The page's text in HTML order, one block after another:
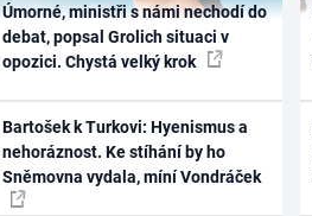
Úmorné, ministři s námi nechodí do
debat, popsal Grolich situaci v
opozici. Chystá velký krok
Bartošek k Turkovi: Hyenismus a
nehoráznost. Ke stíhání by ho
Sněmovna vydala, míní Vondráček